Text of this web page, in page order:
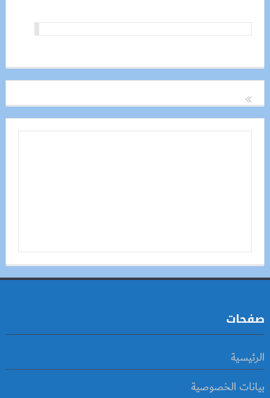
صفحات
الرئيسية
بيانات الخصوصية